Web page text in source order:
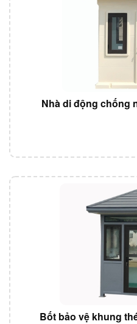
Nhà di động chống
Bốt bảo vệ khung